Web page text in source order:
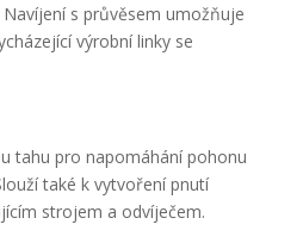
s průvěsem umožňuje
výrobní linky se
tahu pro napomáhání pohonu
také k vytvoření pnutí
strojem a odvíječem.